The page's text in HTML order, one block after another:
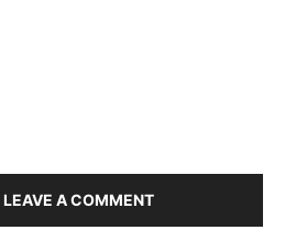
LEAVE A COMMENT